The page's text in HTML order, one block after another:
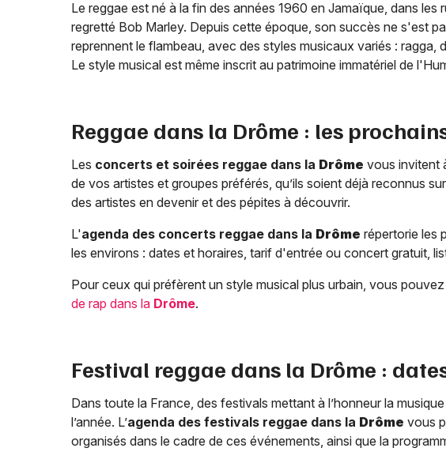
Le reggae est né à la fin des années 1960 en Jamaïque, dans les
regretté Bob Marley. Depuis cette époque, son succès ne s'est
reprennent le flambeau, avec des styles musicaux variés : ragga,
Le style musical est même inscrit au patrimoine immatériel de
Reggae dans la Drôme : les
Les concerts et soirées reggae dans la Drôme vous invitent
de vos artistes et groupes préférés, qu’ils soient déjà reconnus
des artistes en devenir et des pépites à découvrir.
L'agenda des concerts reggae dans la Drôme répertorie les
les environs : dates et horaires, tarif d'entrée ou concert gratuit,
Pour ceux qui préfèrent un style musical plus urbain, vous
de rap dans la Drôme.
Festival reggae dans la Drôme :
Dans toute la France, des festivals mettant à l’honneur la
l’année. L’agenda des festivals reggae dans la Drôme vous
organisés dans le cadre de ces événements, ainsi que la